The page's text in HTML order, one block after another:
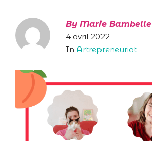
By Marie Bambelle
4 avril 2022
In Artrepreneuriat